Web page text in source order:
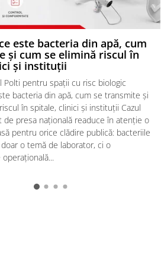
este bacteria din apă, cum
și cum se elimină riscul în
și instituții
Polti pentru spații cu risc biologic
bacteria din apă, cum se transmite și
în spitale, clinici și instituții Cazul
de presa națională readuce în atenție o
pentru orice clădire publică: bacteriile
o temă de laborator, ci o